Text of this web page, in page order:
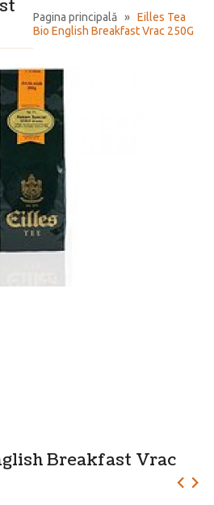
Pagina principală » Eilles Tea
Bio English Breakfast Vrac 250G
Breakfast Vrac